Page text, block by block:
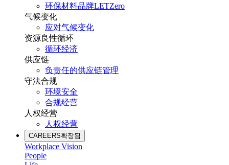
环保材料品牌LETZero
气候变化
应对气候变化
资源良性循环
循环经济
供应链
负责任的供应链管理
守法合规
环境安全
合规经营
人权经营
人权经营
CAREERS확장됨
Workplace Vision
People